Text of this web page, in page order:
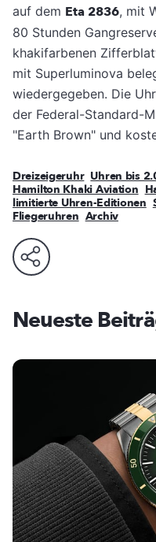
auf dem Eta 2836, mit
80 Stunden
khakifarbenen
mit Superluminova
wiedergegeben. Die
der Federal-Standard-
"Earth Brown" und
Dreizeigeruhr Uhren bis
Hamilton Khaki Aviation
limitierte Uhren-Editionen
Fliegeruhren Archiv
Neueste